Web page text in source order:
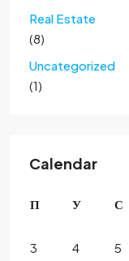
Real Estate
(8)
Uncategorized
(1)
Calendar
П У С
3
4 5